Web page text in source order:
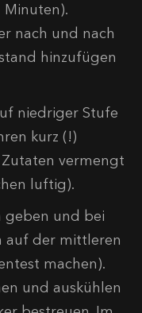
Minuten).
nach und nach
hinzufügen
niedriger Stufe
kurz (!)
vermengt
luftig).
geben und bei
auf der mittleren
machen).
und auskühlen